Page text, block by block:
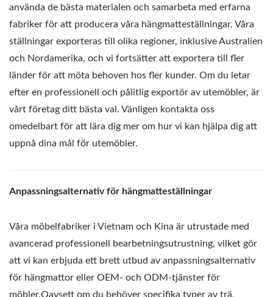
använda de bästa materialen och samarbeta med erfarna
fabriker för att producera våra hängmatteställningar. Våra
ställningar exporteras till olika regioner, inklusive Australien
och Nordamerika, och vi fortsätter att exportera till fler
länder för att möta behoven hos fler kunder. Om du letar
efter en professionell och pålitlig exportör av utemöbler, är
vårt företag ditt bästa val. Vänligen kontakta oss
omedelbart för att lära dig mer om hur vi kan hjälpa dig att
uppnå dina mål för utemöbler.
Anpassningsalternativ för hängmatteställningar
Våra möbelfabriker i Vietnam och Kina är utrustade med
avancerad professionell bearbetningsutrustning, vilket gör
att vi kan erbjuda ett brett utbud av anpassningsalternativ
för hängmattor eller OEM- och ODM-tjänster för
möbler.Oavsett om du behöver specifika typer av trä,